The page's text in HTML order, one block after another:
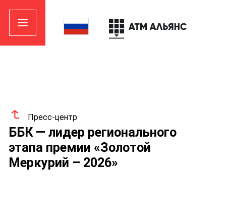
Пресс-центр
ББК — лидер регионального
этапа премии «Золотой
Меркурий – 2026»